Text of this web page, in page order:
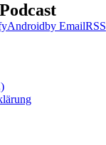
Androidby EmailRSS